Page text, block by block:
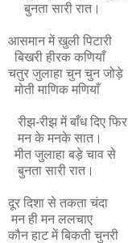
बुनता सारी रात।
आसमान में खुली पिटारी
बिखरी हीरक कणियाँ
चतुर जुलाहा चुन चुन जोड़े
मोती माणिक मणियाँ
रीझ-रीझ में बाँध दिए फिर
मन के मनके सात।
मीत जुलाहा बड़े चाव से
बुनता सारी रात।
दूर दिशा से तकता चंदा
मन ही मन ललचाए
कौन हाट में बिकती चुनरी